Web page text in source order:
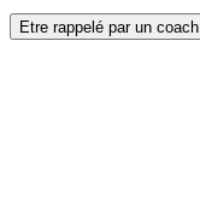
Etre rappelé par un coach